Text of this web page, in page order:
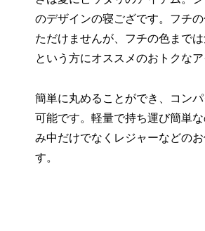
のデザインの寝ござです。フチ
ただけませんが、フチの色までは
という方にオススメのおトクなア
簡単に丸めることができ、コン
可能です。軽量で持ち運び簡単
み中だけでなくレジャーなどの
す。